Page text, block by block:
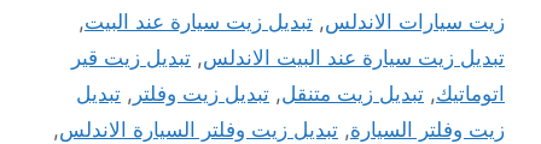
زيت سيارات الاندلس, تبديل زيت سيارة عند البيت,
تبديل زيت سيارة عند البيت الاندلس, تبديل زيت قير
اتوماتيك, تبديل زيت متنقل, تبديل زيت وفلتر , تبديل
زيت وفلتر السيارة, تبديل زيت وفلتر السيارة الاندلس,